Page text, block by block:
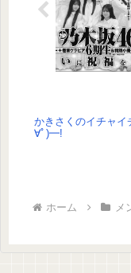
かきさくのイチャ
∀ﾟ)━!
ホーム メ